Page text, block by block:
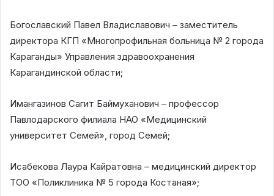
Богославский Павел Владиславович – заместитель
директора КГП «Многопрофильная больница № 2 города
Караганды» Управления здравоохранения
Карагандинской области;
Имангазинов Сагит Баймуханович – профессор
Павлодарского филиала НАО «Медицинский
университет Семей», город Семей;
Исабекова Лаура Кайратовна – медицинский директор
ТОО «Поликлиника № 5 города Костаная»;